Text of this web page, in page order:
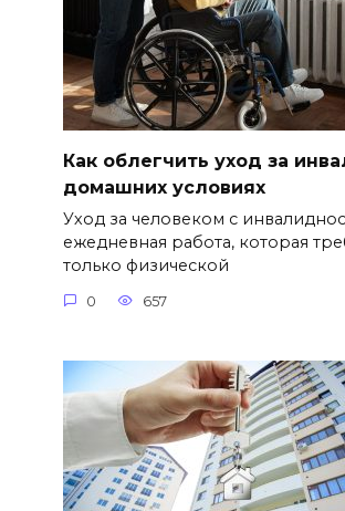
Как облегчить уход за
домашних условиях
Уход за человеком с
ежедневная работа, которая
только физической
0 657